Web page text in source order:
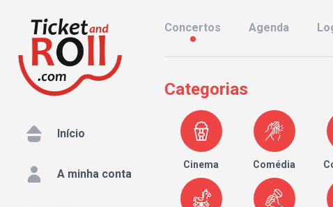
Início
A minha conta
Concertos Agenda
Categorias
Cinema Comédia